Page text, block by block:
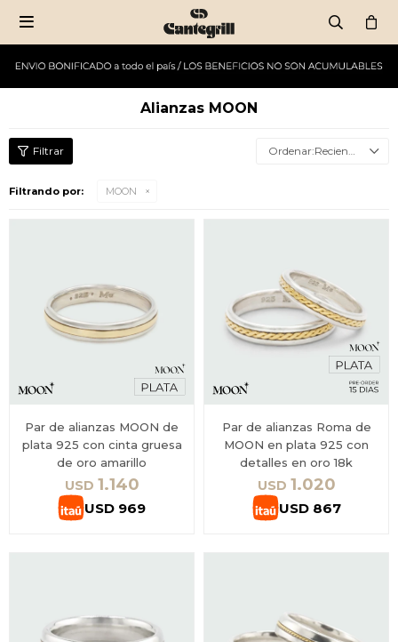

Alianzas MOON
Recientes
Filtrando por: MOON
Par de alianzas MOON de
plata 925 con cinta gruesa
de oro amarillo
USD 1.140
USD 969
Par de alianzas Roma de
MOON en plata 925 con
detalles en oro 18k
USD 1.020
USD 867